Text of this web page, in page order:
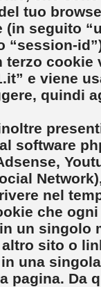
tuo
seguito
“session-
terzo
e viene
quindi
software
nel
che
un singolo
altro sito o
una
pagina. Da